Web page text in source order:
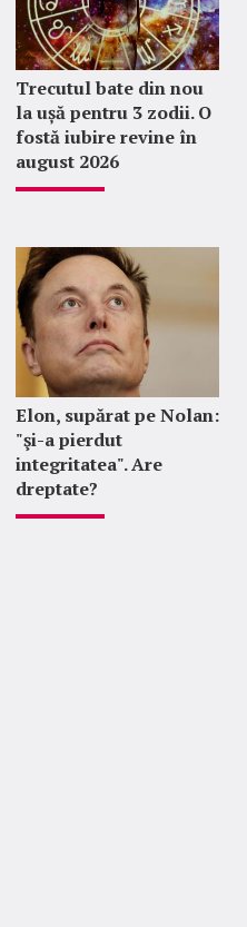
Trecutul bate din nou
la ușă pentru 3 zodii. O
fostă iubire revine în
august 2026
Elon, supărat pe Nolan:
"şi-a pierdut
integritatea". Are
dreptate?